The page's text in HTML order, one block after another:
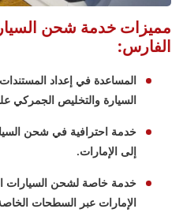
مميزات خدمة شحن
الفارس:
المساعدة في إعداد
السيارة والتخليص الجمركي
خدمة احترافية في شحن
إلى الإمارات.
خدمة خاصة لشحن السيارات
الإمارات عبر السطحات